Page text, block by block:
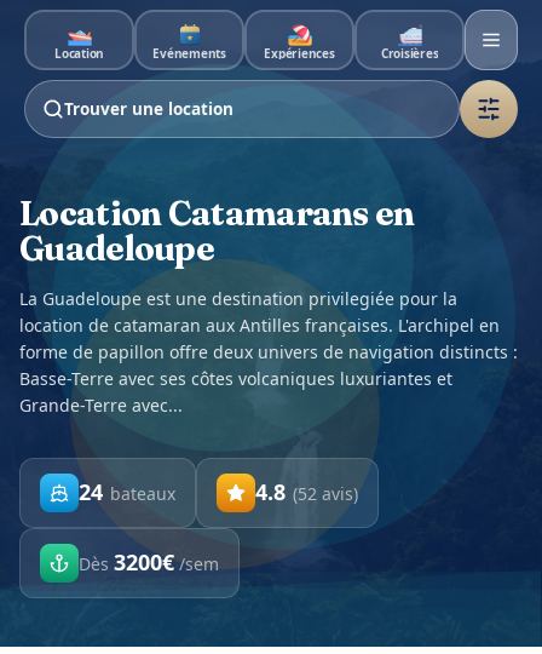
Aller au contenu principal
Location Événements Expériences Croisières
Trouver une location
Location Catamarans en
Guadeloupe
La Guadeloupe est une destination privilegiée pour la
location de catamaran aux Antilles françaises. L'archipel en
forme de papillon offre deux univers de navigation distincts :
Basse-Terre avec ses côtes volcaniques luxuriantes et
Grande-Terre avec...
24 bateaux 4.8 (52 avis)
Dès 3200€ /sem